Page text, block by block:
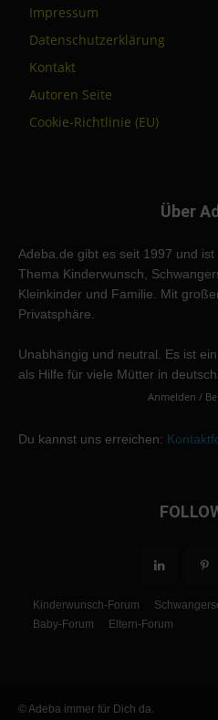
Impressum
Datenschutzerklärung
Kontakt
Autoren Seite
Cookie-Richtlinie (EU)
Über
Adeba.de gibt es seit 1997 und
Thema Kinderwunsch,
Kleinkinder und Familie. Mit
Privatsphäre.
Unabhängig und neutral. Es ist
als Hilfe für viele Mütter in
Anmelden /
Du kannst uns erreichen:
Kinderwunsch-Forum
Baby-Forum
Eltern-Forum
© Adeba immer für Dich da.